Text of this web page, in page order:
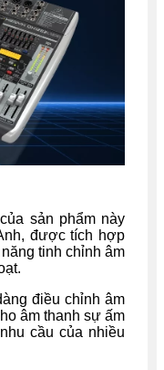
sản phẩm này
được tích hợp
tinh chỉnh âm
điều chỉnh âm
âm thanh sự ấm
cầu của nhiều